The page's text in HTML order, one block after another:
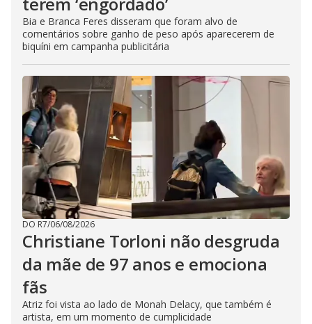
Bia e Branca Feres disseram que foram alvo de
comentários sobre ganho de peso após aparecerem de
biquíni em campanha publicitária
DO R7/06/08/2026
Christiane Torloni não desgruda
da mãe de 97 anos e emociona
fãs
Atriz foi vista ao lado de Monah Delacy, que também é
artista, em um momento de cumplicidade